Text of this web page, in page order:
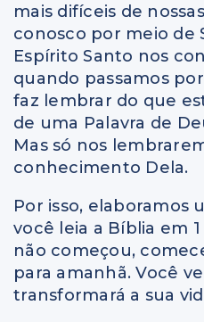
mais difíceis de
conosco por meio de
Espírito Santo nos
quando passamos
faz lembrar do que
de uma Palavra de
Mas só nos
conhecimento Dela.
Por isso, elaboramos
você leia a Bíblia em
não começou,
para amanhã. Você
transformará a sua